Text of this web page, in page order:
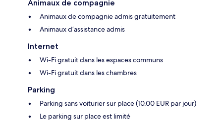
Animaux de compagnie
Animaux de compagnie admis gratuitement
Animaux d’assistance admis
Internet
Wi-Fi gratuit dans les espaces communs
Wi-Fi gratuit dans les chambres
Parking
Parking sans voiturier sur place (10.00 EUR par jour)
Le parking sur place est limité